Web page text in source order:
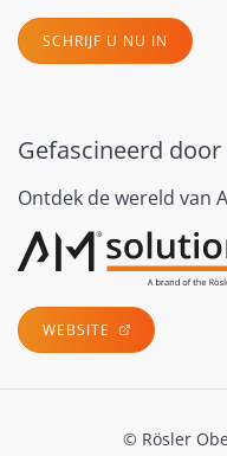
SCHRIJF U NU IN
Gefascineerd
Ontdek de wereld van
WEBSITE
© Rösler